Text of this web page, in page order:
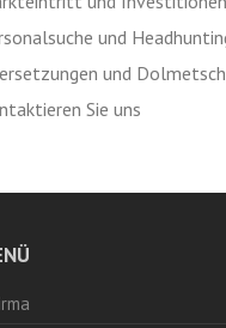
und
und
Sie uns